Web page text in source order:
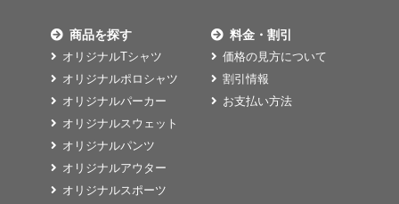
商品を探す
オリジナルTシャツ
オリジナルポロシャツ
オリジナルパーカー
オリジナルスウェット
オリジナルパンツ
オリジナルアウター
オリジナルスポーツ
料金・割引
価格の見方について
割引情報
お支払い方法